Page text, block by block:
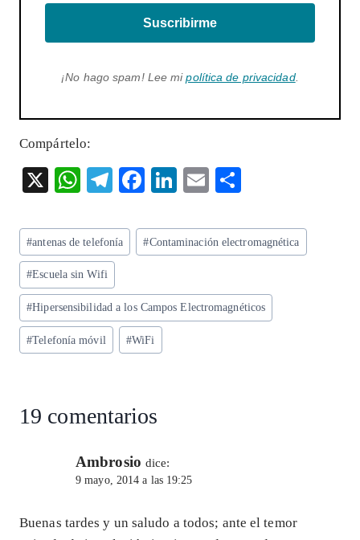
Suscribirme
¡No hago spam! Lee mipolítica de privacidad.
Compártelo:
X
W
ts
A
p
p
T
eg
ra
m
F
eb
o
k
Li
ke
dI
E
ai
l
re
Etiquetas
de
la
entrada:
#antenas de telefonía #Contaminación electromagnética
#Escuela sin Wifi
#Hipersensibilidad a los Campos Electromagnéticos
#Telefonía móvil #WiFi
19 comentarios
Ambrosio dice:
9 mayo, 2014 a las 19:25
Buenas tardes y un saludo a todos; ante el temor